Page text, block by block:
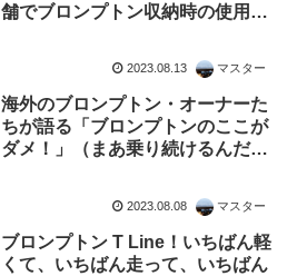
舗でブロンプトン収納時の使用例
2023.08.13 マスター
海外のブロンプトン・オーナーた
ちが語る「ブロンプトンのここが
ダメ！」（まあ乗り続けるんだけ
2023.08.08 マスター
ブロンプトン T Line！いちばん軽
くて、いちばん走って、いちばん